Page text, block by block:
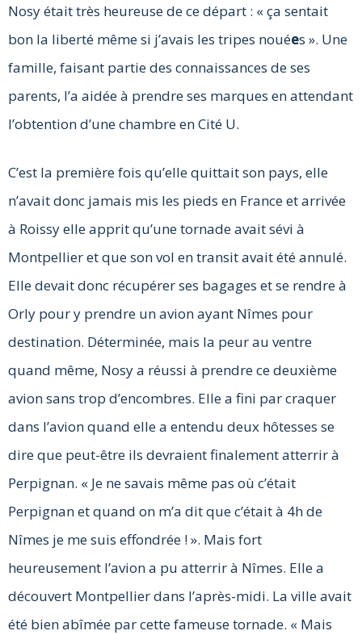
Nosy était très heureuse de ce départ : « ça sentait
bon la liberté même si j’avais les tripes nouées ». Une
famille, faisant partie des connaissances de ses
parents, l’a aidée à prendre ses marques en attendant
l’obtention d’une chambre en Cité U.
C’est la première fois qu’elle quittait son pays, elle
n’avait donc jamais mis les pieds en France et arrivée
à Roissy elle apprit qu’une tornade avait sévi à
Montpellier et que son vol en transit avait été annulé.
Elle devait donc récupérer ses bagages et se rendre à
Orly pour y prendre un avion ayant Nîmes pour
destination. Déterminée, mais la peur au ventre
quand même, Nosy a réussi à prendre ce deuxième
avion sans trop d’encombres. Elle a fini par craquer
dans l’avion quand elle a entendu deux hôtesses se
dire que peut-être ils devraient finalement atterrir à
Perpignan. « Je ne savais même pas où c’était
Perpignan et quand on m’a dit que c’était à 4h de
Nîmes je me suis effondrée ! ». Mais fort
heureusement l’avion a pu atterrir à Nîmes. Elle a
découvert Montpellier dans l’après-midi. La ville avait
été bien abîmée par cette fameuse tornade. « Mais